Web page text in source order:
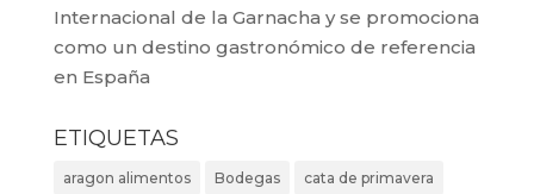
Internacional de la Garnacha y se promociona
como un destino gastronómico de referencia
en España
ETIQUETAS
aragon alimentos Bodegas cata de primavera